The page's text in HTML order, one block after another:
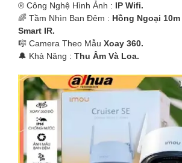
®️ Công Nghệ Hình Ảnh : IP Wifi.
🌈 Tầm Nhìn Ban Đêm : Hồng Ngoại
Smart IR.
🎼️ Camera Theo Mẫu Xoay 360.
️🔔 Khả Năng : Thu Âm Và Loa.